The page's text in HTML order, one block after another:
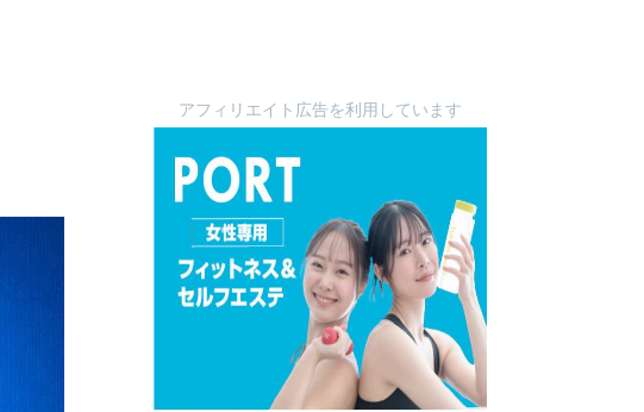
アフィリエイト広告を利用しています